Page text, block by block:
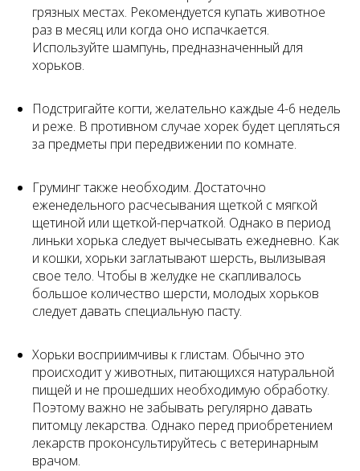
грязных местах. Рекомендуется купать животное
раз в месяц или когда оно испачкается.
Используйте шампунь, предназначенный для
хорьков.
Подстригайте когти, желательно каждые 4-6 недель
и реже. В противном случае хорек будет цепляться
за предметы при передвижении по комнате.
Груминг также необходим. Достаточно
еженедельного расчесывания щеткой с мягкой
щетиной или щеткой-перчаткой. Однако в период
линьки хорька следует вычесывать ежедневно. Как
и кошки, хорьки заглатывают шерсть, вылизывая
свое тело. Чтобы в желудке не скапливалось
большое количество шерсти, молодых хорьков
следует давать специальную пасту.
Хорьки восприимчивы к глистам. Обычно это
происходит у животных, питающихся натуральной
пищей и не прошедших необходимую обработку.
Поэтому важно не забывать регулярно давать
питомцу лекарства. Однако перед приобретением
лекарств проконсультируйтесь с ветеринарным
врачом.